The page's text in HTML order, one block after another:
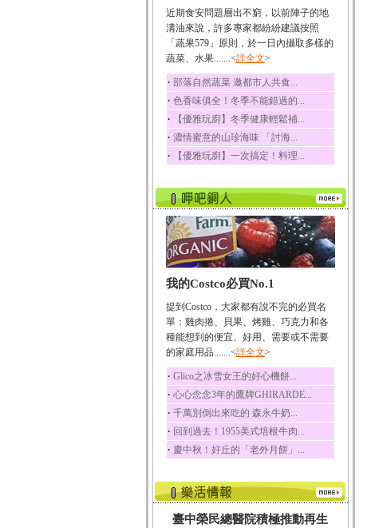
冬瓜
冬瓜營養價值高，鈉含
量極低是水腫病人的...
豆豉
豆豉裡頭含有營養的蛋
白質、脂肪、鈣、磷...
榛果
榛果裡所含的營養素有
蛋白質、脂肪、醣類...
迷迭香
酸、迷迭香酸、植物...
咖啡
咖啡中的咖啡因會刺激
中樞神經系統，特別...
椰子
椰子含有糖類、脂肪、
荔枝
荔枝性質溫和所含的營
養素有醣類、檸檬酸...
五味子
五味子性質溫熱所含營
養成分有揮發油、檸...
草魚
草魚含有維生素A、維生
素C、及豐富的蛋白...
近期食安問題層出不窮，以前陣子的地
溝油來說，許多專家都紛紛建議按照
「蔬果579」原則，於一日內攝取多樣的
蔬菜、水果.......<詳全文>
‧ 部落自然蔬菜 邀都市人共食...
‧ 色香味俱全！冬季不能錯過的...
‧ 【優雅玩廚】冬季健康輕鬆補...
‧ 濃情蜜意的山珍海味 「討海...
‧ 【優雅玩廚】一次搞定！料理...
我的Costco必買No.1
提到Costco，大家都有說不完的必買名
單：雞肉捲、貝果、烤雞、巧克力和各
種能想到的便宜、好用、需要或不需要
的家庭用品.......<詳全文>
‧ Glico之冰雪女王的好心機餅...
‧ 心心念念3年的鷹牌GHIRARDE...
‧ 千萬別倒出來吃的 森永牛奶...
‧ 回到過去！1955美式培根牛肉...
‧ 慶中秋！好丘的「老外月餅」...
臺中榮民總醫院積極推動再生